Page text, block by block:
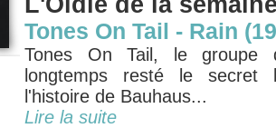
Tones On Tail - Rain
Tones On Tail, le groupe
longtemps resté le
l'histoire de Bauhaus...
Lire la suite